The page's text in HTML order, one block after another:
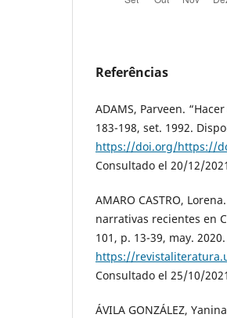
Referências
ADAMS, Parveen.
183-198, set. 1992.
https://doi.org/https://
Consultado el 20/12/
AMARO CASTRO,
narrativas recientes en
101, p. 13-39, may.
https://
Consultado el 25/10/
ÁVILA GONZÁLEZ,